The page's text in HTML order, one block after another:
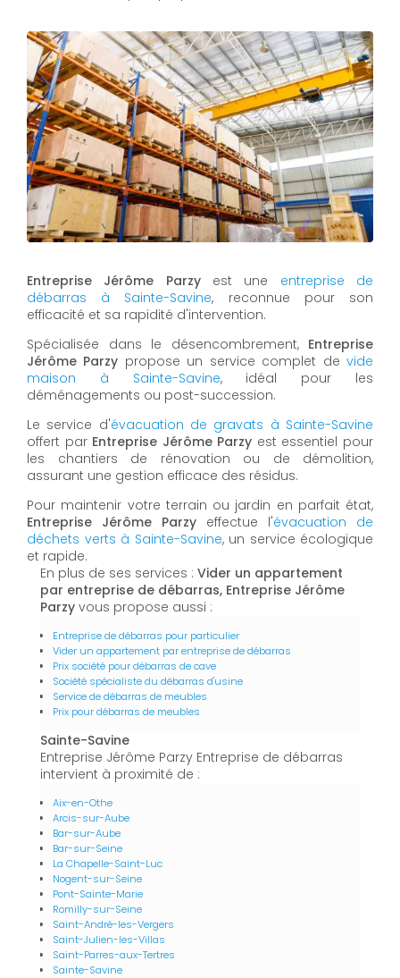
Entreprise Jérôme Parzyest une entreprise de
débarras à Sainte-Savine, reconnue pour son
efficacité et sa rapidité d'intervention.
Spécialisée dans le désencombrement, Entreprise
Jérôme Parzy propose un service complet devide
maison à Sainte-Savine, idéal pour les
déménagements ou post-succession.
Le service d'évacuation de gravats à Sainte-Savine
offert par Entreprise Jérôme Parzy est essentiel pour
les chantiers de rénovation ou de démolition,
assurant une gestion efficace des résidus.
Pour maintenir votre terrain ou jardin en parfait état,
Entreprise Jérôme Parzy effectue l'évacuation de
déchets verts à Sainte-Savine, un service écologique
et rapide.
En plus de ses services : Vider un appartement
par entreprise de débarras, Entreprise Jérôme
Parzy vous propose aussi :
Entreprise de débarras pour particulier
Vider un appartement par entreprise de débarras
Prix société pour débarras de cave
Société spécialiste du débarras d'usine
Service de débarras de meubles
Prix pour débarras de meubles
Sainte-Savine
Entreprise Jérôme Parzy Entreprise de débarras
intervient à proximité de :
Aix-en-Othe
Arcis-sur-Aube
Bar-sur-Aube
Bar-sur-Seine
La Chapelle-Saint-Luc
Nogent-sur-Seine
Pont-Sainte-Marie
Romilly-sur-Seine
Saint-André-les-Vergers
Saint-Julien-les-Villas
Saint-Parres-aux-Tertres
Sainte-Savine